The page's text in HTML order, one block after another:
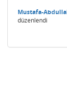
Mustafa-
düzenlendi